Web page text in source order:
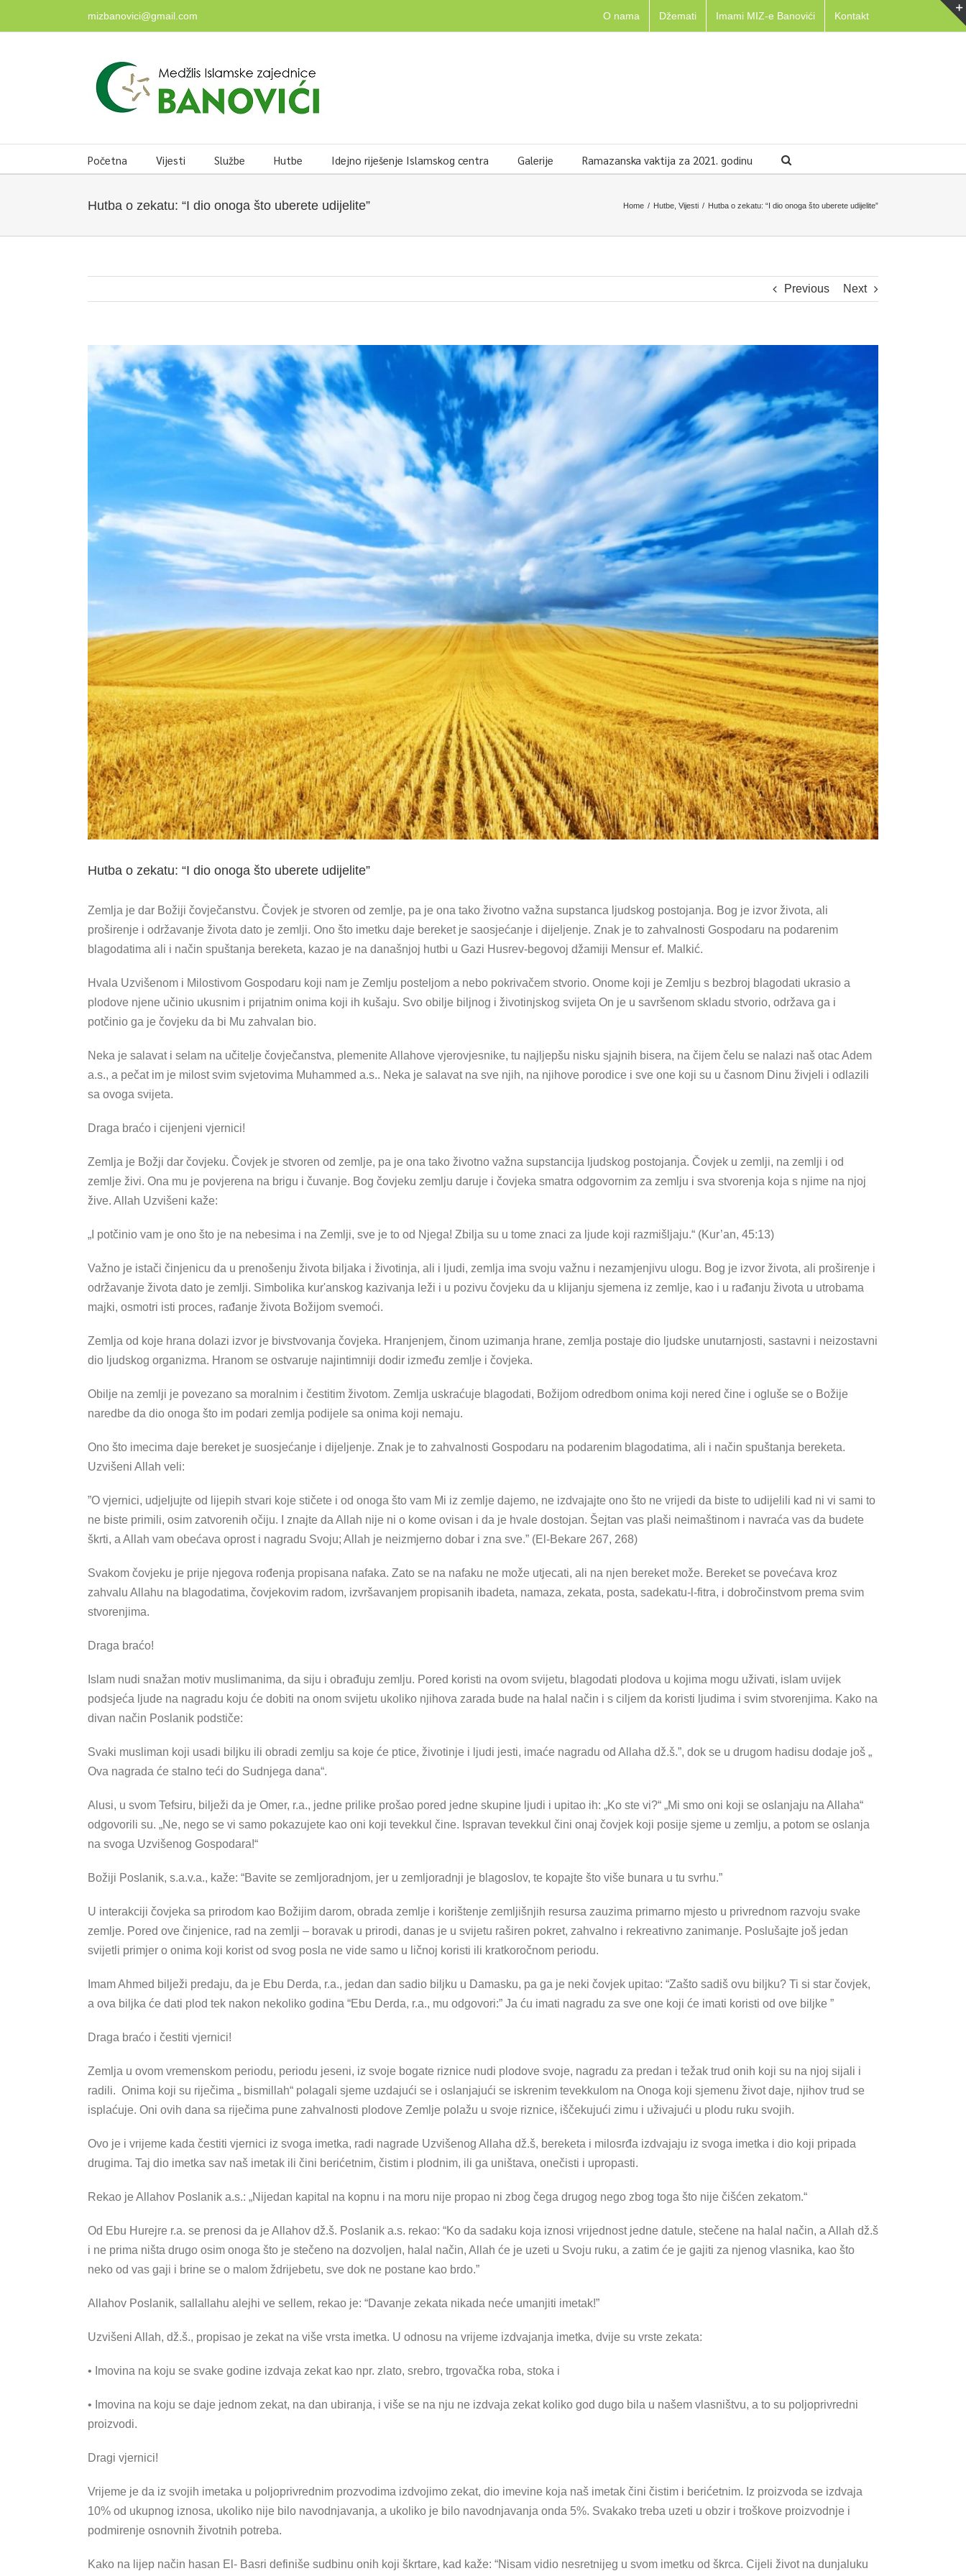
mizbanovici@gmail.com O nama Džemati Imami MIZ-e Banovići Kontakt
Početna Vijesti Službe Hutbe Idejno riješenje Islamskog centra Galerije Ramazanska vaktija za 2021. godinu
Hutba o zekatu: “I dio onoga što uberete udijelite” Home / Hutbe Vijesti / Hutba o zekatu: “I dio onoga što uberete udijelite”
Previous Next
Larger
Image
Hutba o zekatu: “I dio onoga što uberete udijelite”
Zemlja je dar Božiji čovječanstvu. Čovjek je stvoren od zemlje, pa je ona tako životno važna supstanca ljudskog postojanja. Bog je izvor života, ali
proširenje i održavanje života dato je zemlji. Ono što imetku daje bereket je saosjećanje i dijeljenje. Znak je to zahvalnosti Gospodaru na podarenim
blagodatima ali i način spuštanja bereketa, kazao je na današnjoj hutbi u Gazi Husrev-begovoj džamiji Mensur ef. Malkić.
Hvala Uzvišenom i Milostivom Gospodaru koji nam je Zemlju posteljom a nebo pokrivačem stvorio. Onome koji je Zemlju s bezbroj blagodati ukrasio a
plodove njene učinio ukusnim i prijatnim onima koji ih kušaju. Svo obilje biljnog i životinjskog svijeta On je u savršenom skladu stvorio, održava ga i
potčinio ga je čovjeku da bi Mu zahvalan bio.
Neka je salavat i selam na učitelje čovječanstva, plemenite Allahove vjerovjesnike, tu najljepšu nisku sjajnih bisera, na čijem čelu se nalazi naš otac Adem
a.s., a pečat im je milost svim svjetovima Muhammed a.s.. Neka je salavat na sve njih, na njihove porodice i sve one koji su u časnom Dinu živjeli i odlazili
sa ovoga svijeta.
Draga braćo i cijenjeni vjernici!
Zemlja je Božji dar čovjeku. Čovjek je stvoren od zemlje, pa je ona tako životno važna supstancija ljudskog postojanja. Čovjek u zemlji, na zemlji i od
zemlje živi. Ona mu je povjerena na brigu i čuvanje. Bog čovjeku zemlju daruje i čovjeka smatra odgovornim za zemlju i sva stvorenja koja s njime na njoj
žive. Allah Uzvišeni kaže:
„I potčinio vam je ono što je na nebesima i na Zemlji, sve je to od Njega! Zbilja su u tome znaci za ljude koji razmišljaju.“ (Kur’an, 45:13)
Važno je istači činjenicu da u prenošenju života biljaka i životinja, ali i ljudi, zemlja ima svoju važnu i nezamjenjivu ulogu. Bog je izvor života, ali proširenje i
održavanje života dato je zemlji. Simbolika kur'anskog kazivanja leži i u pozivu čovjeku da u klijanju sjemena iz zemlje, kao i u rađanju života u utrobama
majki, osmotri isti proces, rađanje života Božijom svemoći.
Zemlja od koje hrana dolazi izvor je bivstvovanja čovjeka. Hranjenjem, činom uzimanja hrane, zemlja postaje dio ljudske unutarnjosti, sastavni i neizostavni
dio ljudskog organizma. Hranom se ostvaruje najintimniji dodir između zemlje i čovjeka.
Obilje na zemlji je povezano sa moralnim i čestitim životom. Zemlja uskraćuje blagodati, Božijom odredbom onima koji nered čine i ogluše se o Božije
naredbe da dio onoga što im podari zemlja podijele sa onima koji nemaju.
Ono što imecima daje bereket je suosjećanje i dijeljenje. Znak je to zahvalnosti Gospodaru na podarenim blagodatima, ali i način spuštanja bereketa.
Uzvišeni Allah veli:
”O vjernici, udjeljujte od lijepih stvari koje stičete i od onoga što vam Mi iz zemlje dajemo, ne izdvajajte ono što ne vrijedi da biste to udijelili kad ni vi sami to
ne biste primili, osim zatvorenih očiju. I znajte da Allah nije ni o kome ovisan i da je hvale dostojan. Šejtan vas plaši neimaštinom i navraća vas da budete
škrti, a Allah vam obećava oprost i nagradu Svoju; Allah je neizmjerno dobar i zna sve.” (El-Bekare 267, 268)
Svakom čovjeku je prije njegova rođenja propisana nafaka. Zato se na nafaku ne može utjecati, ali na njen bereket može. Bereket se povećava kroz
zahvalu Allahu na blagodatima, čovjekovim radom, izvršavanjem propisanih ibadeta, namaza, zekata, posta, sadekatu-l-fitra, i dobročinstvom prema svim
stvorenjima.
Draga braćo!
Islam nudi snažan motiv muslimanima, da siju i obrađuju zemlju. Pored koristi na ovom svijetu, blagodati plodova u kojima mogu uživati, islam uvijek
podsjeća ljude na nagradu koju će dobiti na onom svijetu ukoliko njihova zarada bude na halal način i s ciljem da koristi ljudima i svim stvorenjima. Kako na
divan način Poslanik podstiče:
Svaki musliman koji usadi biljku ili obradi zemlju sa koje će ptice, životinje i ljudi jesti, imaće nagradu od Allaha dž.š.”, dok se u drugom hadisu dodaje još „
Ova nagrada će stalno teći do Sudnjega dana“.
Alusi, u svom Tefsiru, bilježi da je Omer, r.a., jedne prilike prošao pored jedne skupine ljudi i upitao ih: „Ko ste vi?“ „Mi smo oni koji se oslanjaju na Allaha“
odgovorili su. „Ne, nego se vi samo pokazujete kao oni koji tevekkul čine. Ispravan tevekkul čini onaj čovjek koji posije sjeme u zemlju, a potom se oslanja
na svoga Uzvišenog Gospodara!“
Božiji Poslanik, s.a.v.a., kaže: “Bavite se zemljoradnjom, jer u zemljoradnji je blagoslov, te kopajte što više bunara u tu svrhu.”
U interakciji čovjeka sa prirodom kao Božijim darom, obrada zemlje i korištenje zemljišnjih resursa zauzima primarno mjesto u privrednom razvoju svake
zemlje. Pored ove činjenice, rad na zemlji – boravak u prirodi, danas je u svijetu raširen pokret, zahvalno i rekreativno zanimanje. Poslušajte još jedan
svijetli primjer o onima koji korist od svog posla ne vide samo u ličnoj koristi ili kratkoročnom periodu.
Imam Ahmed bilježi predaju, da je Ebu Derda, r.a., jedan dan sadio biljku u Damasku, pa ga je neki čovjek upitao: “Zašto sadiš ovu biljku? Ti si star čovjek,
a ova biljka će dati plod tek nakon nekoliko godina “Ebu Derda, r.a., mu odgovori:” Ja ću imati nagradu za sve one koji će imati koristi od ove biljke ”
Draga braćo i čestiti vjernici!
Zemlja u ovom vremenskom periodu, periodu jeseni, iz svoje bogate riznice nudi plodove svoje, nagradu za predan i težak trud onih koji su na njoj sijali i
radili. Onima koji su riječima „ bismillah“ polagali sjeme uzdajući se i oslanjajući se iskrenim tevekkulom na Onoga koji sjemenu život daje, njihov trud se
isplaćuje. Oni ovih dana sa riječima pune zahvalnosti plodove Zemlje polažu u svoje riznice, iščekujući zimu i uživajući u plodu ruku svojih.
Ovo je i vrijeme kada čestiti vjernici iz svoga imetka, radi nagrade Uzvišenog Allaha dž.š, bereketa i milosrđa izdvajaju iz svoga imetka i dio koji pripada
drugima. Taj dio imetka sav naš imetak ili čini berićetnim, čistim i plodnim, ili ga uništava, onečisti i upropasti.
Rekao je Allahov Poslanik a.s.: „Nijedan kapital na kopnu i na moru nije propao ni zbog čega drugog nego zbog toga što nije čišćen zekatom.“
Od Ebu Hurejre r.a. se prenosi da je Allahov dž.š. Poslanik a.s. rekao: “Ko da sadaku koja iznosi vrijednost jedne datule, stečene na halal način, a Allah dž.š
i ne prima ništa drugo osim onoga što je stečeno na dozvoljen, halal način, Allah će je uzeti u Svoju ruku, a zatim će je gajiti za njenog vlasnika, kao što
neko od vas gaji i brine se o malom ždrijebetu, sve dok ne postane kao brdo.”
Allahov Poslanik, sallallahu alejhi ve sellem, rekao je: “Davanje zekata nikada neće umanjiti imetak!”
Uzvišeni Allah, dž.š., propisao je zekat na više vrsta imetka. U odnosu na vrijeme izdvajanja imetka, dvije su vrste zekata:
• Imovina na koju se svake godine izdvaja zekat kao npr. zlato, srebro, trgovačka roba, stoka i
• Imovina na koju se daje jednom zekat, na dan ubiranja, i više se na nju ne izdvaja zekat koliko god dugo bila u našem vlasništvu, a to su poljoprivredni
proizvodi.
Dragi vjernici!
Vrijeme je da iz svojih imetaka u poljoprivrednim prozvodima izdvojimo zekat, dio imevine koja naš imetak čini čistim i berićetnim. Iz proizvoda se izdvaja
10% od ukupnog iznosa, ukoliko nije bilo navodnjavanja, a ukoliko je bilo navodnjavanja onda 5%. Svakako treba uzeti u obzir i troškove proizvodnje i
podmirenje osnovnih životnih potreba.
Kako na lijep način hasan El- Basri definiše sudbinu onih koji škrtare, kad kaže: “Nisam vidio nesretnijeg u svom imetku od škrca. Cijeli život na dunjaluku